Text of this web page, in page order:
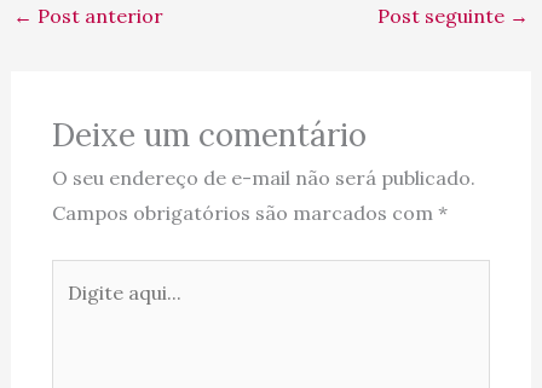
← Post anterior Post seguinte →
Deixe um comentário
O seu endereço de e-mail não será publicado.
Campos obrigatórios são marcados com *
aqui...